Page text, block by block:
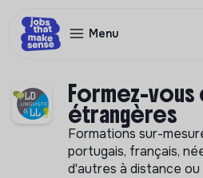
Menu
Formez-vous
étrangères
Formations sur-
portugais, français,
d'autres à distance